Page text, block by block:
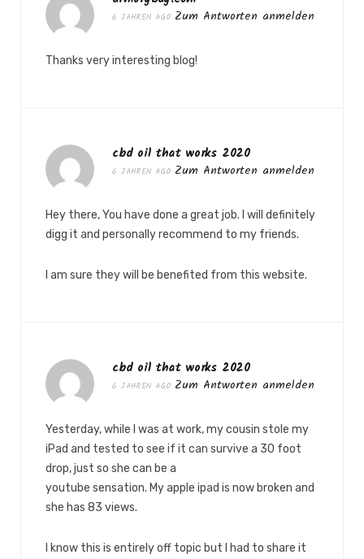
6 JAHREN AGO Zum Antworten anmelden
Thanks very interesting blog!
cbd oil that works 2020
6 JAHREN AGO Zum Antworten anmelden
Hey there, You have done a great job. I will definitely
digg it and personally recommend to my friends.
I am sure they will be benefited from this website.
cbd oil that works 2020
6 JAHREN AGO Zum Antworten anmelden
Yesterday, while I was at work, my cousin stole my
iPad and tested to see if it can survive a 30 foot
drop, just so she can be a
youtube sensation. My apple ipad is now broken and
she has 83 views.
I know this is entirely off topic but I had to share it